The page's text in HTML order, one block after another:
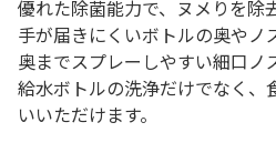
優れた除菌能力で、ヌメりを除
手が届きにくいボトルの奥やノ
奥までスプレーしやすい細口ノ
給水ボトルの洗浄だけでなく、
いいただけます。